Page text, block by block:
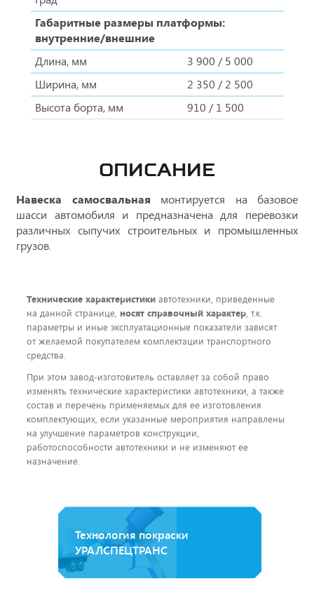
Габаритные размеры платформы:
внутренние/внешние
Длина, мм
3 900 / 5 000
Ширина, мм
2 350 / 2 500
Высота борта, мм
910 / 1 500
ОПИСАНИЕ
Навеска самосвальная монтируется на базовое
шасси автомобиля и предназначена для перевозки
различных сыпучих строительных и промышленных
грузов.
Технические характеристики автотехники, приведенные
на данной странице, носят справочный характер, т.к.
параметры и иные эксплуатационные показатели зависят
от желаемой покупателем комплектации транспортного
средства.
При этом завод-изготовитель оставляет за собой право
изменять технические характеристики автотехники, а также
состав и перечень применяемых для ее изготовления
комплектующих, если указанные мероприятия направлены
на улучшение параметров конструкции,
работоспособности автотехники и не изменяют ее
назначение.
Технология покраски
УРАЛСПЕЦТРАНС